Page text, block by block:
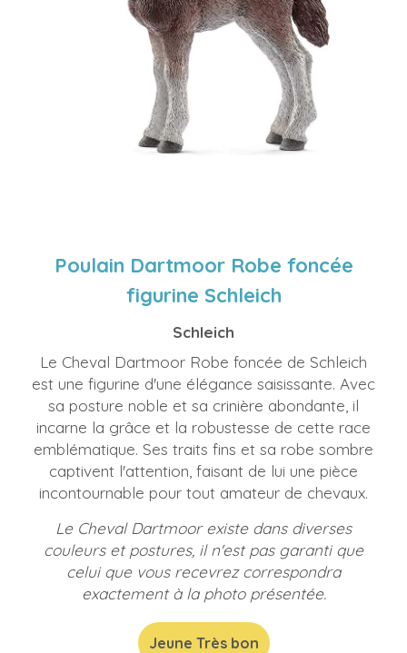
Poulain Dartmoor Robe foncée
figurine Schleich
Schleich
Le Cheval Dartmoor Robe foncée de Schleich
est une figurine d'une élégance saisissante. Avec
sa posture noble et sa crinière abondante, il
incarne la grâce et la robustesse de cette race
emblématique. Ses traits fins et sa robe sombre
captivent l'attention, faisant de lui une pièce
incontournable pour tout amateur de chevaux.
Le Cheval Dartmoor existe dans diverses
couleurs et postures, il n'est pas garanti que
celui que vous recevrez correspondra
exactement à la photo présentée.
Jeune Très bon